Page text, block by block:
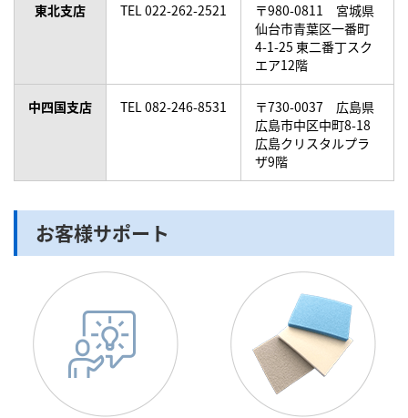
東北支店 TEL 022-262-2521
〒980-0811 宮城県
仙台市青葉区一番町
4-1-25 東二番丁スク
エア12階
中四国支店 TEL 082-246-8531
〒730-0037 広島県
広島市中区中町8-18
広島クリスタルプラ
ザ9階
お客様サポート